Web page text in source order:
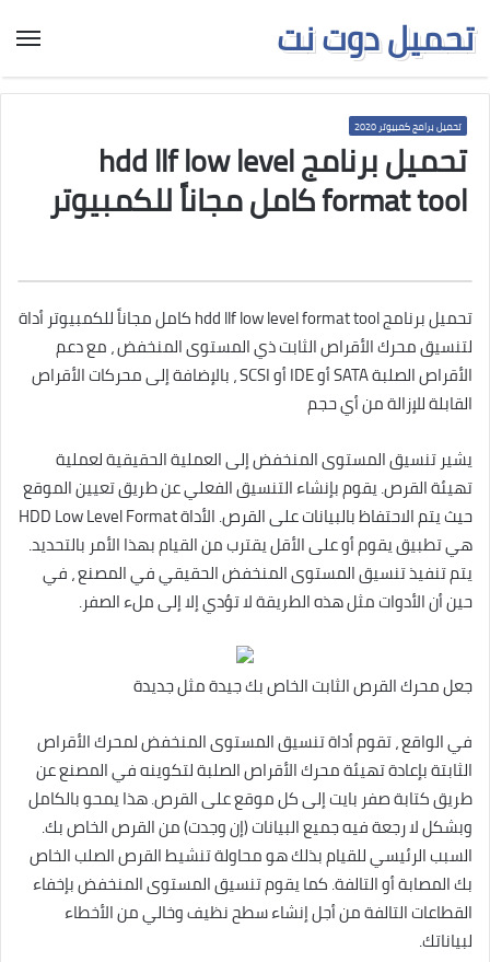
تحميل دوت نت
تحميل برامج كمبيوتر 2020
تحميل برنامج hdd llf low level
format tool كامل مجاناً للكمبيوتر
تحميل برنامج hdd llf low level format tool كامل مجاناً للكمبيوتر أداة
لتنسيق محرك الأقراص الثابت ذي المستوى المنخفض ، مع دعم
الأقراص الصلبة SATA أو IDE أو SCSI ، بالإضافة إلى محركات الأقراص
القابلة للإزالة من أي حجم
يشير تنسيق المستوى المنخفض إلى العملية الحقيقية لعملية
تهيئة القرص. يقوم بإنشاء التنسيق الفعلي عن طريق تعيين الموقع
حيث يتم الاحتفاظ بالبيانات على القرص. الأداة HDD Low Level Format
هي تطبيق يقوم أو على الأقل يقترب من القيام بهذا الأمر بالتحديد.
يتم تنفيذ تنسيق المستوى المنخفض الحقيقي في المصنع ، في
حين أن الأدوات مثل هذه الطريقة لا تؤدي إلا إلى ملء الصفر.
جعل محرك القرص الثابت الخاص بك جيدة مثل جديدة
في الواقع ، تقوم أداة تنسيق المستوى المنخفض لمحرك الأقراص
الثابتة بإعادة تهيئة محرك الأقراص الصلبة لتكوينه في المصنع عن
طريق كتابة صفر بايت إلى كل موقع على القرص. هذا يمحو بالكامل
وبشكل لا رجعة فيه جميع البيانات (إن وجدت) من القرص الخاص بك.
السبب الرئيسي للقيام بذلك هو محاولة تنشيط القرص الصلب الخاص
بك المصابة أو التالفة. كما يقوم تنسيق المستوى المنخفض بإخفاء
القطاعات التالفة من أجل إنشاء سطح نظيف وخالي من الأخطاء
لبياناتك.